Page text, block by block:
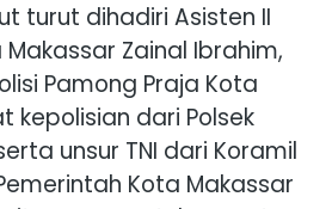
turut dihadiri Asisten II
Zainal Ibrahim,
Pamong Praja Kota
kepolisian dari Polsek
unsur TNI dari Koramil
Kota Makassar